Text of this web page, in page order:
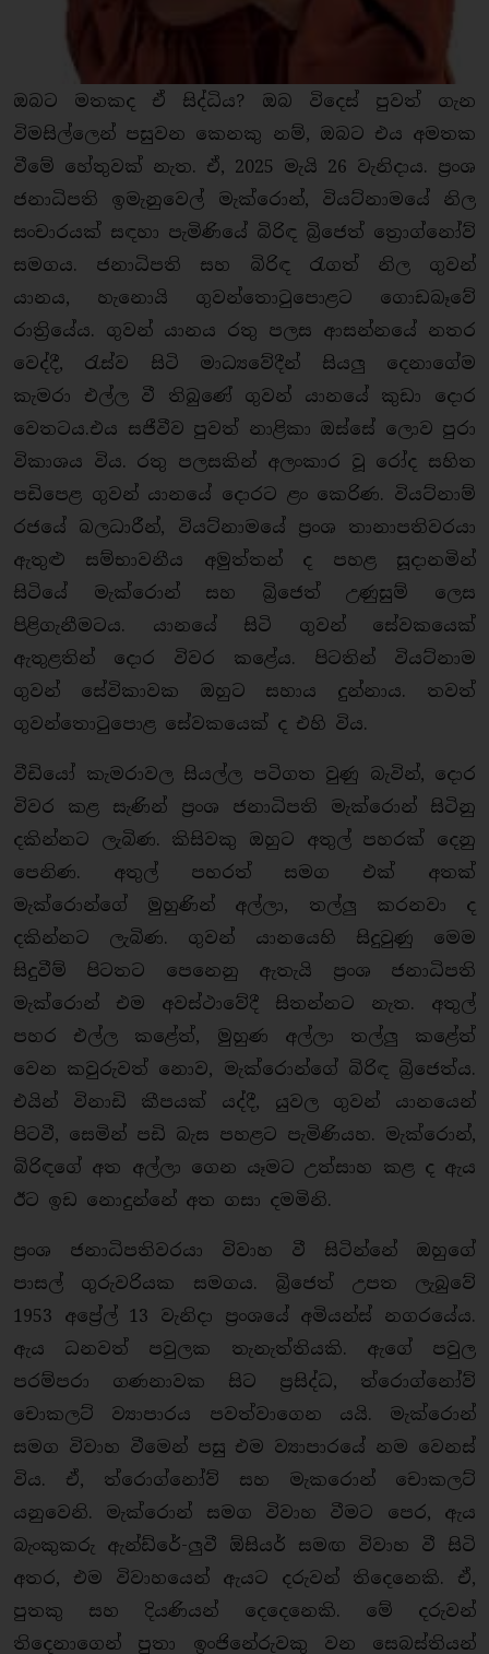
ඔබට මතකද ඒ සිද්ධිය? ඔබ විදෙස් පුවත් ගැන
විමසිල්ලෙන් පසුවන කෙනකු නම්, ඔබට එය අමතක
වීමේ හේතුවක් නැත. ඒ, 2025 මැයි 26 වැනිදාය. ප්‍රංශ
ජනාධිපති ඉමැනුවෙල් මැක්රොන්, වියට්නාමයේ නිල
සංචාරයක් සඳහා පැමිණියේ බිරිඳ බ්‍රිජෙත් ත්‍රොග්නෝව්
සමගය. ජනාධිපති සහ බිරිඳ රැගත් නිල ගුවන්
යානය, හැනොයි ගුවන්තොටුපොළට ගොඩබෑවේ
රාත්‍රියේය. ගුවන් යානය රතු පලස ආසන්නයේ නතර
වෙද්දී, රැස්ව සිටි මාධ්‍යවේදීන් සියලු‍ දෙනාගේම
කැමරා එල්ල වී තිබුණේ ගුවන් යානයේ කුඩා දොර
වෙතටය.එය සජීවීව පුවත් නාළිකා ඔස්සේ ලොව පුරා
විකාශය විය. රතු පලසකින් අලංකාර වූ රෝද සහිත
පඩිපෙළ ගුවන් යානයේ දොරට ළං කෙරිණ. වියට්නාම්
රජයේ බලධාරීන්, වියට්නාමයේ ප්‍රංශ තානාපතිවරයා
ඇතුළු සම්භාවනීය අමුත්තන් ද පහළ සූදානමින්
සිටියේ මැක්රොන් සහ බ්‍රිජෙත් උණුසුම් ලෙස
පිළිගැනීමටය. යානයේ සිටි ගුවන් සේවකයෙක්
ඇතුළතින් දොර විවර කළේය. පිටතින් වියට්නාම
ගුවන් සේවිකාවක ඔහුට සහාය දුන්නාය. තවත්
ගුවන්තොටුපොළ සේවකයෙක් ද එහි විය.
වීඩියෝ කැමරාවල සියල්ල පටිගත වුණු බැවින්, දොර
විවර කළ සැණින් ප්‍රංශ ජනාධිපති මැක්රොන් සිටිනු
දකින්නට ලැබිණ. කිසිවකු ඔහුට අතුල් පහරක් දෙනු
පෙනිණ. අතුල් පහරත් සමග එක් අතක්
මැක්රොන්ගේ මුහුණින් අල්ලා, තල්ලු‍ කරනවා ද
දකින්නට ලැබිණ. ගුවන් යානයෙහි සිදුවුණු මෙම
සිදුවීම් පිටතට පෙනෙනු ඇතැයි ප්‍රංශ ජනාධිපති
මැක්රොන් එම අවස්ථාවේදී සිතන්නට නැත. අතුල්
පහර එල්ල කළේත්, මුහුණ අල්ලා තල්ලු‍ කළේත්
වෙන කවුරුවත් නොව, මැක්රොන්ගේ බිරිඳ බ්‍රිජෙත්ය.
එයින් විනාඩි කීපයක් යද්දී, යුවල ගුවන් යානයෙන්
පිටවී, සෙමින් පඩි බැස පහළට පැමිණියහ. මැක්රොන්,
බිරිඳගේ අත අල්ලා ගෙන යෑමට උත්සාහ කළ ද ඇය
ඊට ඉඩ නොදුන්නේ අත ගසා දමමිනි.
ප්‍රංශ ජනාධිපතිවරයා විවාහ වී සිටින්නේ ඔහුගේ
පාසල් ගුරුවරියක සමගය. බ්‍රිජෙත් උපත ලැබුවේ
1953 අප්‍රේල් 13 වැනිදා ප්‍රංශයේ අමියන්ස් නගරයේය.
ඇය ධනවත් පවුලක තැනැත්තියකි. ඇගේ පවුල
පරම්පරා ගණනාවක සිට ප්‍රසිද්ධ, ත්රොග්නෝව්
චොකලට් ව්‍යාපාරය පවත්වාගෙන යයි. මැක්රොන්
සමග විවාහ වීමෙන් පසු එම ව්‍යාපාරයේ නම වෙනස්
විය. ඒ, ත්රොග්නෝව් සහ මැකරොන් චොකලට්
යනුවෙනි. මැක්රොන් සමග විවාහ වීමට පෙර, ඇය
බැංකුකරු ඇන්ඩ්රේ-ලු‍වී ඕසියර් සමඟ විවාහ වී සිටි
අතර, එම විවාහයෙන් ඇයට දරුවන් තිදෙනෙකි. ඒ,
පුතකු සහ දියණියන් දෙදෙනෙකි. මේ දරුවන්
තිදෙනාගෙන් පුතා ඉංජිනේරුවකු වන සෙබස්තියන්